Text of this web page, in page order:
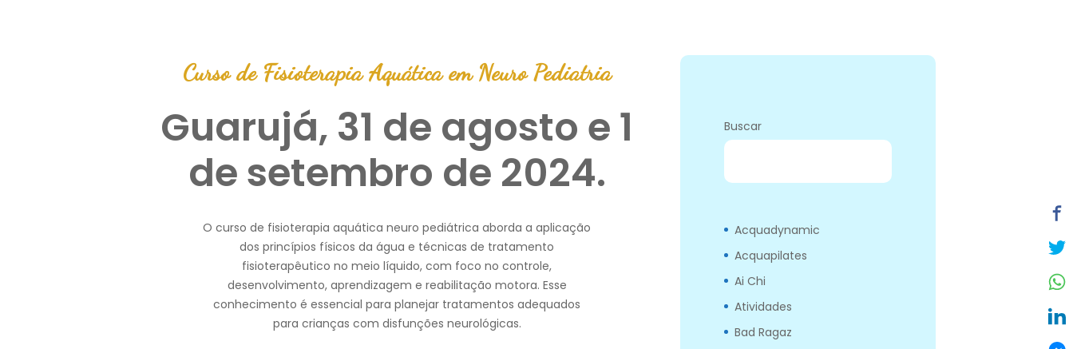
Curso de Fisioterapia Aquática em Neuro Pediatria
Guarujá, 31 de agosto e 1
de setembro de 2024.
O curso de fisioterapia aquática neuro pediátrica aborda a aplicação
dos princípios físicos da água e técnicas de tratamento
fisioterapêutico no meio líquido, com foco no controle,
desenvolvimento, aprendizagem e reabilitação motora. Esse
conhecimento é essencial para planejar tratamentos adequados
para crianças com disfunções neurológicas.
Buscar
Acquadynamic
Acquapilates
Ai Chi
Atividades
Bad Ragaz